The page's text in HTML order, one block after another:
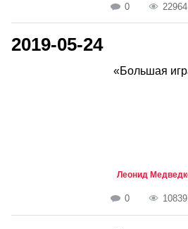
0 22964
2019-05-24
«Большая
Леонид
0 10839